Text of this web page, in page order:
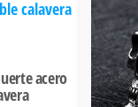
se
pueden
elegir
en
acero